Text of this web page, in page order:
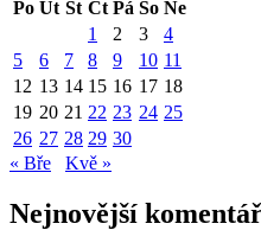
Po Út St Čt Pá So Ne
1
2 3
4
5
6 7 8 9 10 11
12 13 14 15 16 17 18
19 20 21 22 23 24 25
26 27 28 29 30
« Bře
Kvě »
Nejnovější